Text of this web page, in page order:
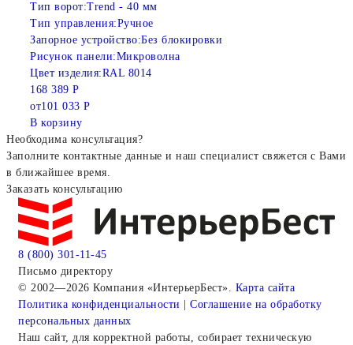
Тип ворот:Trend - 40 мм
Тип управления:Ручное
Запорное устройство:Без блокировки
Рисунок панели:Микроволна
Цвет изделия:RAL 8014
168 389 Р
от101 033 Р
В корзину
Необходима консультация?
Заполните контактные данные и наш специалист свяжется с Вами
в ближайшее время.
Заказать консультацию
8 (800) 301-11-45
Письмо директору
© 2002—2026 Компания «ИнтерьерБест». Карта сайта
Политика конфиденциальности | Соглашение на обработку
персональных данных
Наш сайт, для корректной работы, собирает техническую